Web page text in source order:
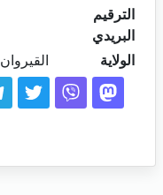
الترقيم
البريدي
الولاية
القيروان